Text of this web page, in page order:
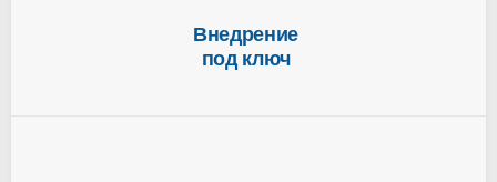
Внедрение
под ключ